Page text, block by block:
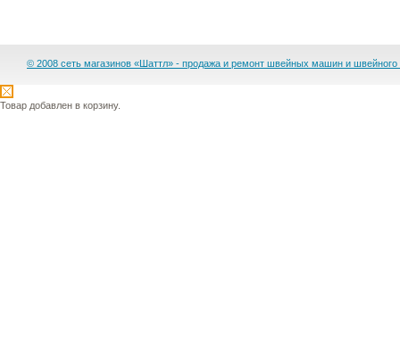
© 2008 сеть магазинов «Шаттл» - продажа и ремонт швейных машин и швейного
Товар добавлен в корзину.